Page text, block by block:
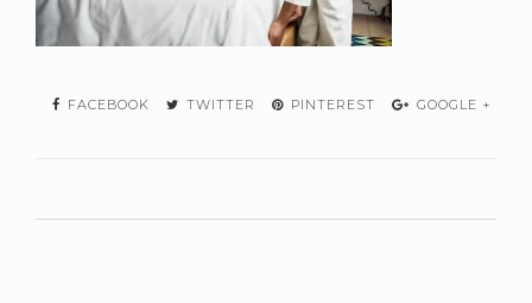
FACEBOOK TWITTER PINTEREST GOOGLE +